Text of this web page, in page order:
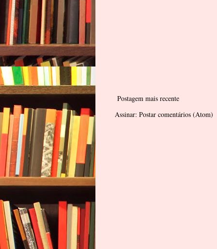
Postagem mais recente
Assinar: Postar comentários (Atom)